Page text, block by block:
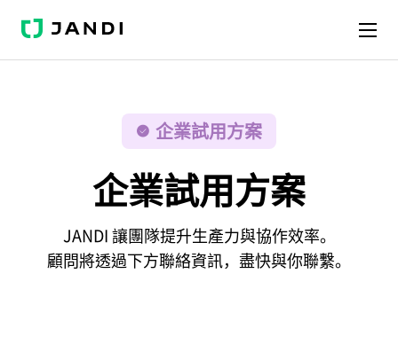
J
N
企業試用方案
企業試用方案
JANDI 讓團隊提升生產力與協作效率。
顧問將透過下方聯絡資訊，盡快與你聯繫。